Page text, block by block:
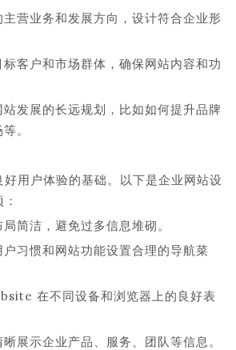
营业务和发展方向，设计符合企业形
客户和市场群体，确保网站内容和功
发展的长远规划，比如如何提升品牌
。
用户体验的基础。以下是企业网站设
简洁，避免过多信息堆砌。
习惯和网站功能设置合理的导航菜
在不同设备和浏览器上的良好表
展示企业产品、服务、团队等信息。